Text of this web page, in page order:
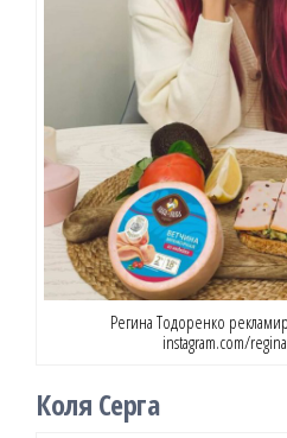
Регина Тодоренко
instagram.com/
Коля Серга